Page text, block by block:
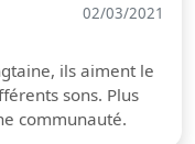
02/03/2021
ils aiment le
sons. Plus
communauté.